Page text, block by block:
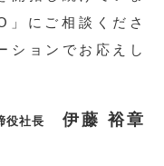
」にご相談くださ
ションでお応えし
役社長 伊藤 裕章